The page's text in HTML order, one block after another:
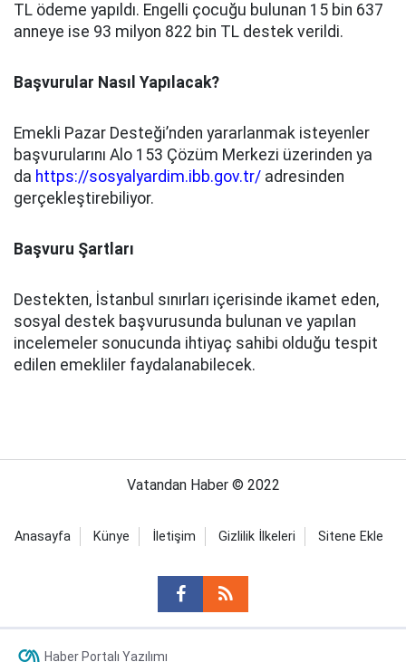
TL ödeme yapıldı. Engelli çocuğu bulunan 15 bin 637
anneye ise 93 milyon 822 bin TL destek verildi.
Başvurular Nasıl Yapılacak?
Emekli Pazar Desteği’nden yararlanmak isteyenler
başvurularını Alo 153 Çözüm Merkezi üzerinden ya
da https://sosyalyardim.ibb.gov.tr/ adresinden
gerçekleştirebiliyor.
Başvuru Şartları
Destekten, İstanbul sınırları içerisinde ikamet eden,
sosyal destek başvurusunda bulunan ve yapılan
incelemeler sonucunda ihtiyaç sahibi olduğu tespit
edilen emekliler faydalanabilecek.
Vatandan Haber © 2022
Anasayfa Künye İletişim Gizlilik İlkeleri Sitene Ekle
Haber Portalı Yazılımı